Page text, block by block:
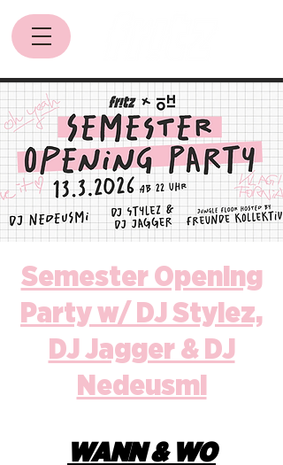
Semester Opening
Party w/ DJ Stylez,
DJ Jagger & DJ
Nedeusmi
WANN & WO